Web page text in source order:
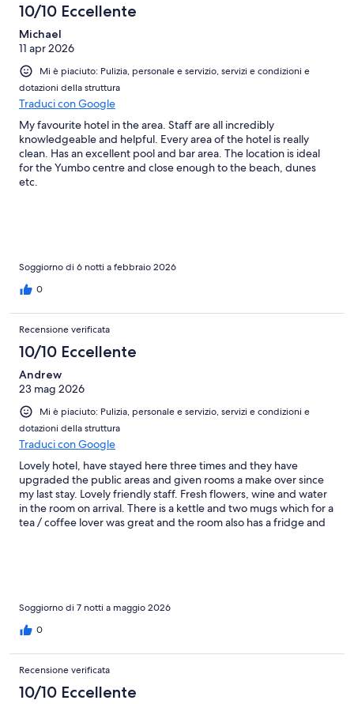
10/10 Eccellente
Michael
11 apr 2026
Mi è piaciuto: Pulizia, personale e servizio, servizi e condizioni e
dotazioni della struttura
Traduci con Google
My favourite hotel in the area. Staff are all incredibly
knowledgeable and helpful. Every area of the hotel is really
clean. Has an excellent pool and bar area. The location is ideal
for the Yumbo centre and close enough to the beach, dunes
etc.
Soggiorno di 6 notti a febbraio 2026
0
Recensione verificata
10/10 Eccellente
Andrew
23 mag 2026
Mi è piaciuto: Pulizia, personale e servizio, servizi e condizioni e
dotazioni della struttura
Traduci con Google
Lovely hotel, have stayed here three times and they have
upgraded the public areas and given rooms a make over since
my last stay. Lovely friendly staff. Fresh flowers, wine and water
in the room on arrival. There is a kettle and two mugs which for a
tea / coffee lover was great and the room also has a fridge and
Soggiorno di 7 notti a maggio 2026
0
Recensione verificata
10/10 Eccellente